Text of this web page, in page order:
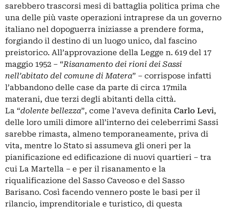
sarebbero trascorsi mesi di battaglia politica prima che
una delle più vaste operazioni intraprese da un governo
italiano nel dopoguerra iniziasse a prendere forma,
forgiando il destino di un luogo unico, dal fascino
preistorico. All’approvazione della Legge n. 619 del 17
maggio 1952 – “Risanamento dei rioni dei Sassi
nell’abitato del comune di Matera” – corrispose infatti
l’abbandono delle case da parte di circa 17mila
materani, due terzi degli abitanti della città.
La “dolente bellezza”, come l’aveva definita Carlo Levi,
delle loro umili dimore all’interno dei celeberrimi Sassi
sarebbe rimasta, almeno temporaneamente, priva di
vita, mentre lo Stato si assumeva gli oneri per la
pianificazione ed edificazione di nuovi quartieri – tra
cui La Martella – e per il risanamento e la
riqualificazione del Sasso Caveoso e del Sasso
Barisano. Così facendo vennero poste le basi per il
rilancio, imprenditoriale e turistico, di questa